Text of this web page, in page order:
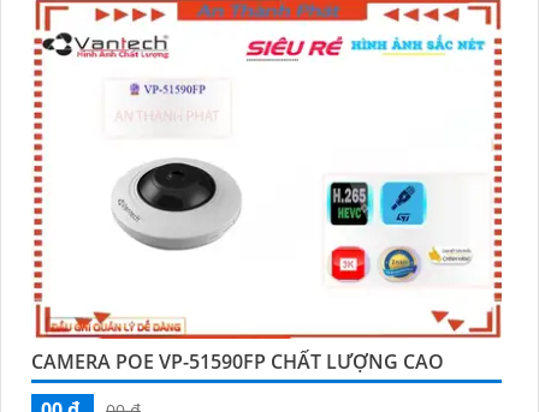
CAMERA POE VP-51590FP CHẤT LƯỢNG CAO